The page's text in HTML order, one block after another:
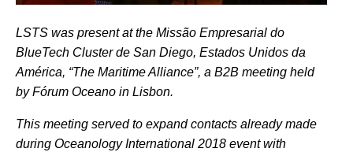
LSTS was present at the Missão Empresarial do
BlueTech Cluster de San Diego, Estados Unidos da
América, “The Maritime Alliance”, a B2B meeting held
by Fórum Oceano in Lisbon.
This meeting served to expand contacts already made
during Oceanology International 2018 event with